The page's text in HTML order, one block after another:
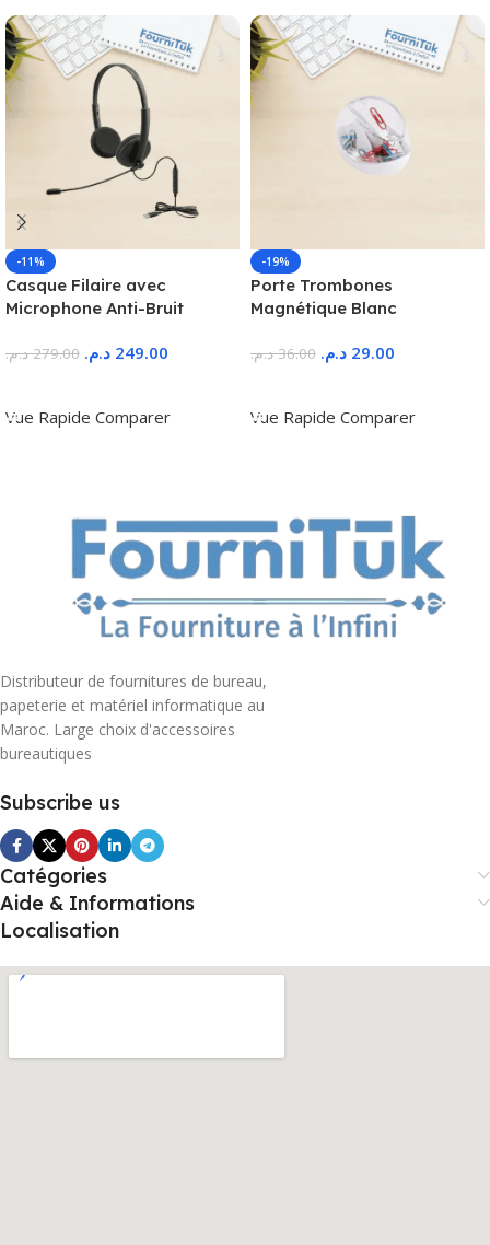
-11%
Casque Filaire avec
Microphone Anti-Bruit
279.00 د.م. 249.00 د.م.
Vue Rapide Comparer
-19%
Porte Trombones
Magnétique Blanc
36.00 د.م. 29.00 د.م.
Vue Rapide Comparer
Distributeur de fournitures de bureau,
papeterie et matériel informatique au
Maroc. Large choix d'accessoires
bureautiques
Subscribe us
Catégories
Aide & Informations
Localisation